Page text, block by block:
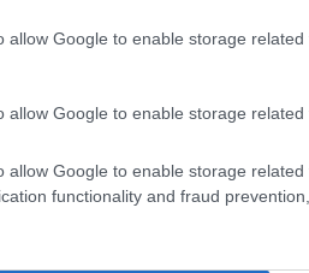
allow Google to enable storage
allow Google to enable storage related
allow Google to enable storage
functionality and fraud
valaki csak mások sikereit látja
–
normálisnak. Kath Landgren, a
látni, nem csupán a kiemelt
bonyolultabb a modellnél, ezért az
például Landgren sem szívesen
csak addig, amíg nem vakít el.